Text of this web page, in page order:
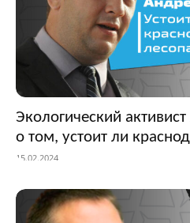
Экологический
о том, устоит ли
15.02.2024